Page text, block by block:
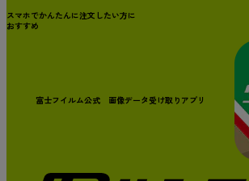
スマホでかんたんに注文したい方に
おすすめ
富士フイルム公式 画像データ受け取りアプリ